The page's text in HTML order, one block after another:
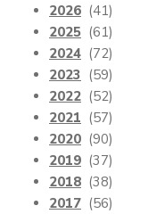
2026 (41)
2025 (61)
2024 (72)
2023 (59)
2022 (52)
2021 (57)
2020 (90)
2019 (37)
2018 (38)
2017 (56)